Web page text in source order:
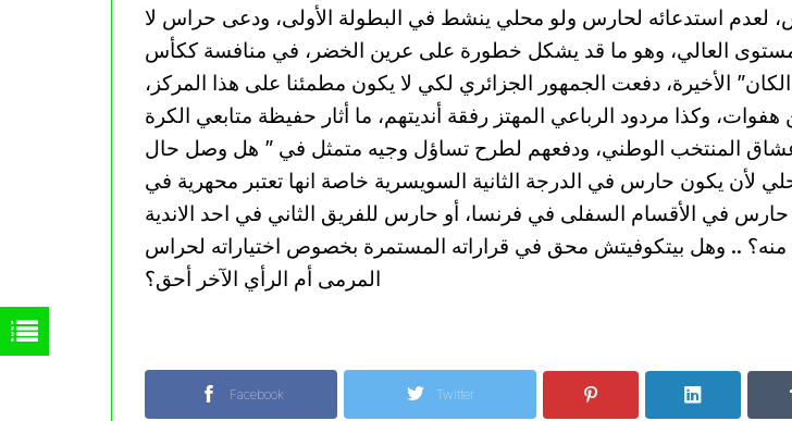
لعدم استدعائه لحارس ولو محلي ينشط في البطولة الأولى، ودعى حراس لا
العالي، وهو ما قد يشكل خطورة على عرين الخضر، في منافسة ككأس
الأخيرة، دفعت الجمهور الجزائري لكي لا يكون مطمئنا على هذا المركز،
وكذا مردود الرباعي المهتز رفقة أنديتهم، ما أثار حفيظة متابعي الكرة
المنتخب الوطني، ودفعهم لطرح تساؤل وجيه متمثل في ” هل وصل حال
لأن يكون حارس في الدرجة الثانية السويسرية خاصة انها تعتبر محهرية في
حارس في الأقسام السفلى في فرنسا، أو حارس للفريق الثاني في احد الاندية
منه؟ .. وهل بيتكوفيتش محق في قراراته المستمرة بخصوص اختياراته لحراس
المرمى أم الرأي الآخر أحق؟
Facebook Twitter